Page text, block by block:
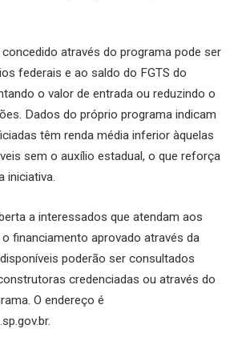
através do programa pode ser
federais e ao saldo do FGTS do
o valor de entrada ou reduzindo o
Dados do próprio programa indicam
têm renda média inferior àquelas
sem o auxílio estadual, o que reforça
iniciativa.
a interessados que atendam aos
financiamento aprovado através da
poderão ser consultados
credenciadas ou através do
O endereço é